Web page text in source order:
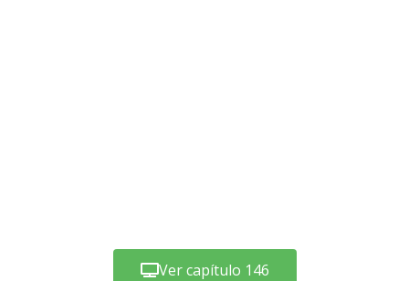
Ver capítulo 146